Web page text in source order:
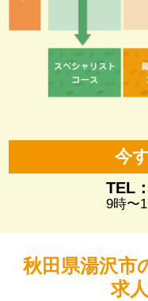
今
TEL
9時〜
秋田県湯沢市
求